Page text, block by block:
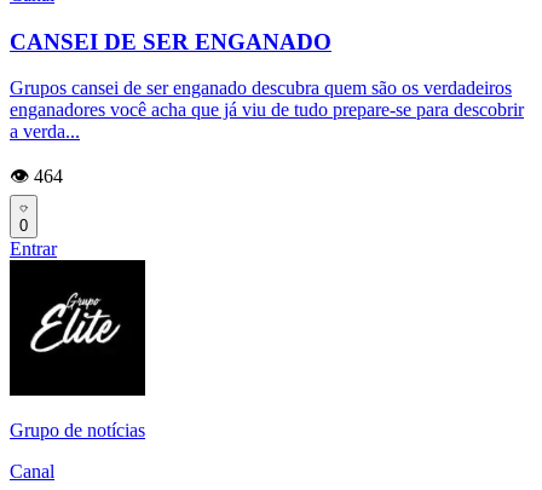
CANSEI DE SER ENGANADO
Grupos cansei de ser enganado descubra quem são os verdadeiros
enganadores você acha que já viu de tudo prepare-se para descobrir
a verda...
👁️ 464
0
Entrar
Grupo de notícias
Canal